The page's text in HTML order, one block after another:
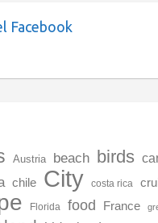
Facebook
Austria beach birds
chile City costa rica
Florida food France